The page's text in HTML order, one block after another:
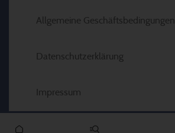
Allgemeine Geschäftsbedingungen
Datenschutzerklärung
Impressum